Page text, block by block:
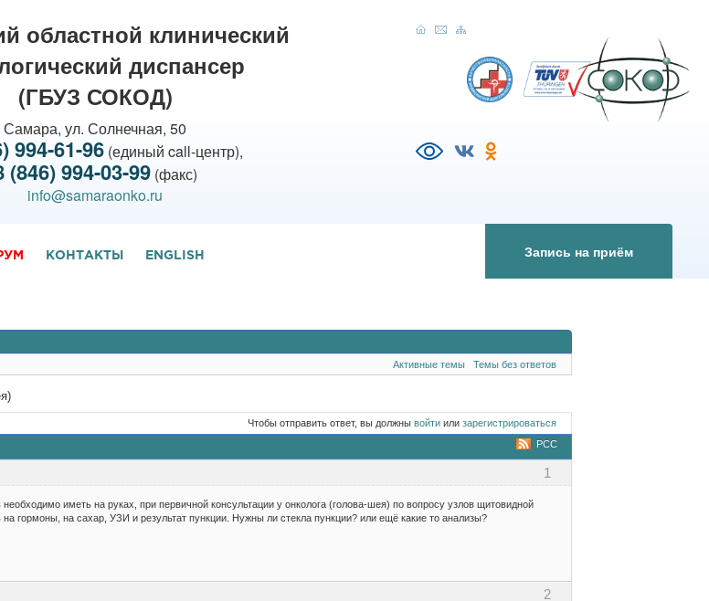
областной клинический
диспансер
(ГБУЗ СОКОД)
Самара, ул. Солнечная, 50
994-61-96 (единый call-центр),
(846) 994-03-99(факс)
info@samaraonko.ru
КОНТАКТЫ ENGLISH Запись на приём
Активные темы Темы без ответов
Чтобы отправить ответ, вы должнывойти илизарегистрироваться
РСС
1
необходимо иметь на руках, при первичной консультации у онколога (голова-шея) по вопросу узлов щитовидной
гормоны, на сахар, УЗИ и результат пункции. Нужны ли стекла пункции? или ещё какие то анализы?
2